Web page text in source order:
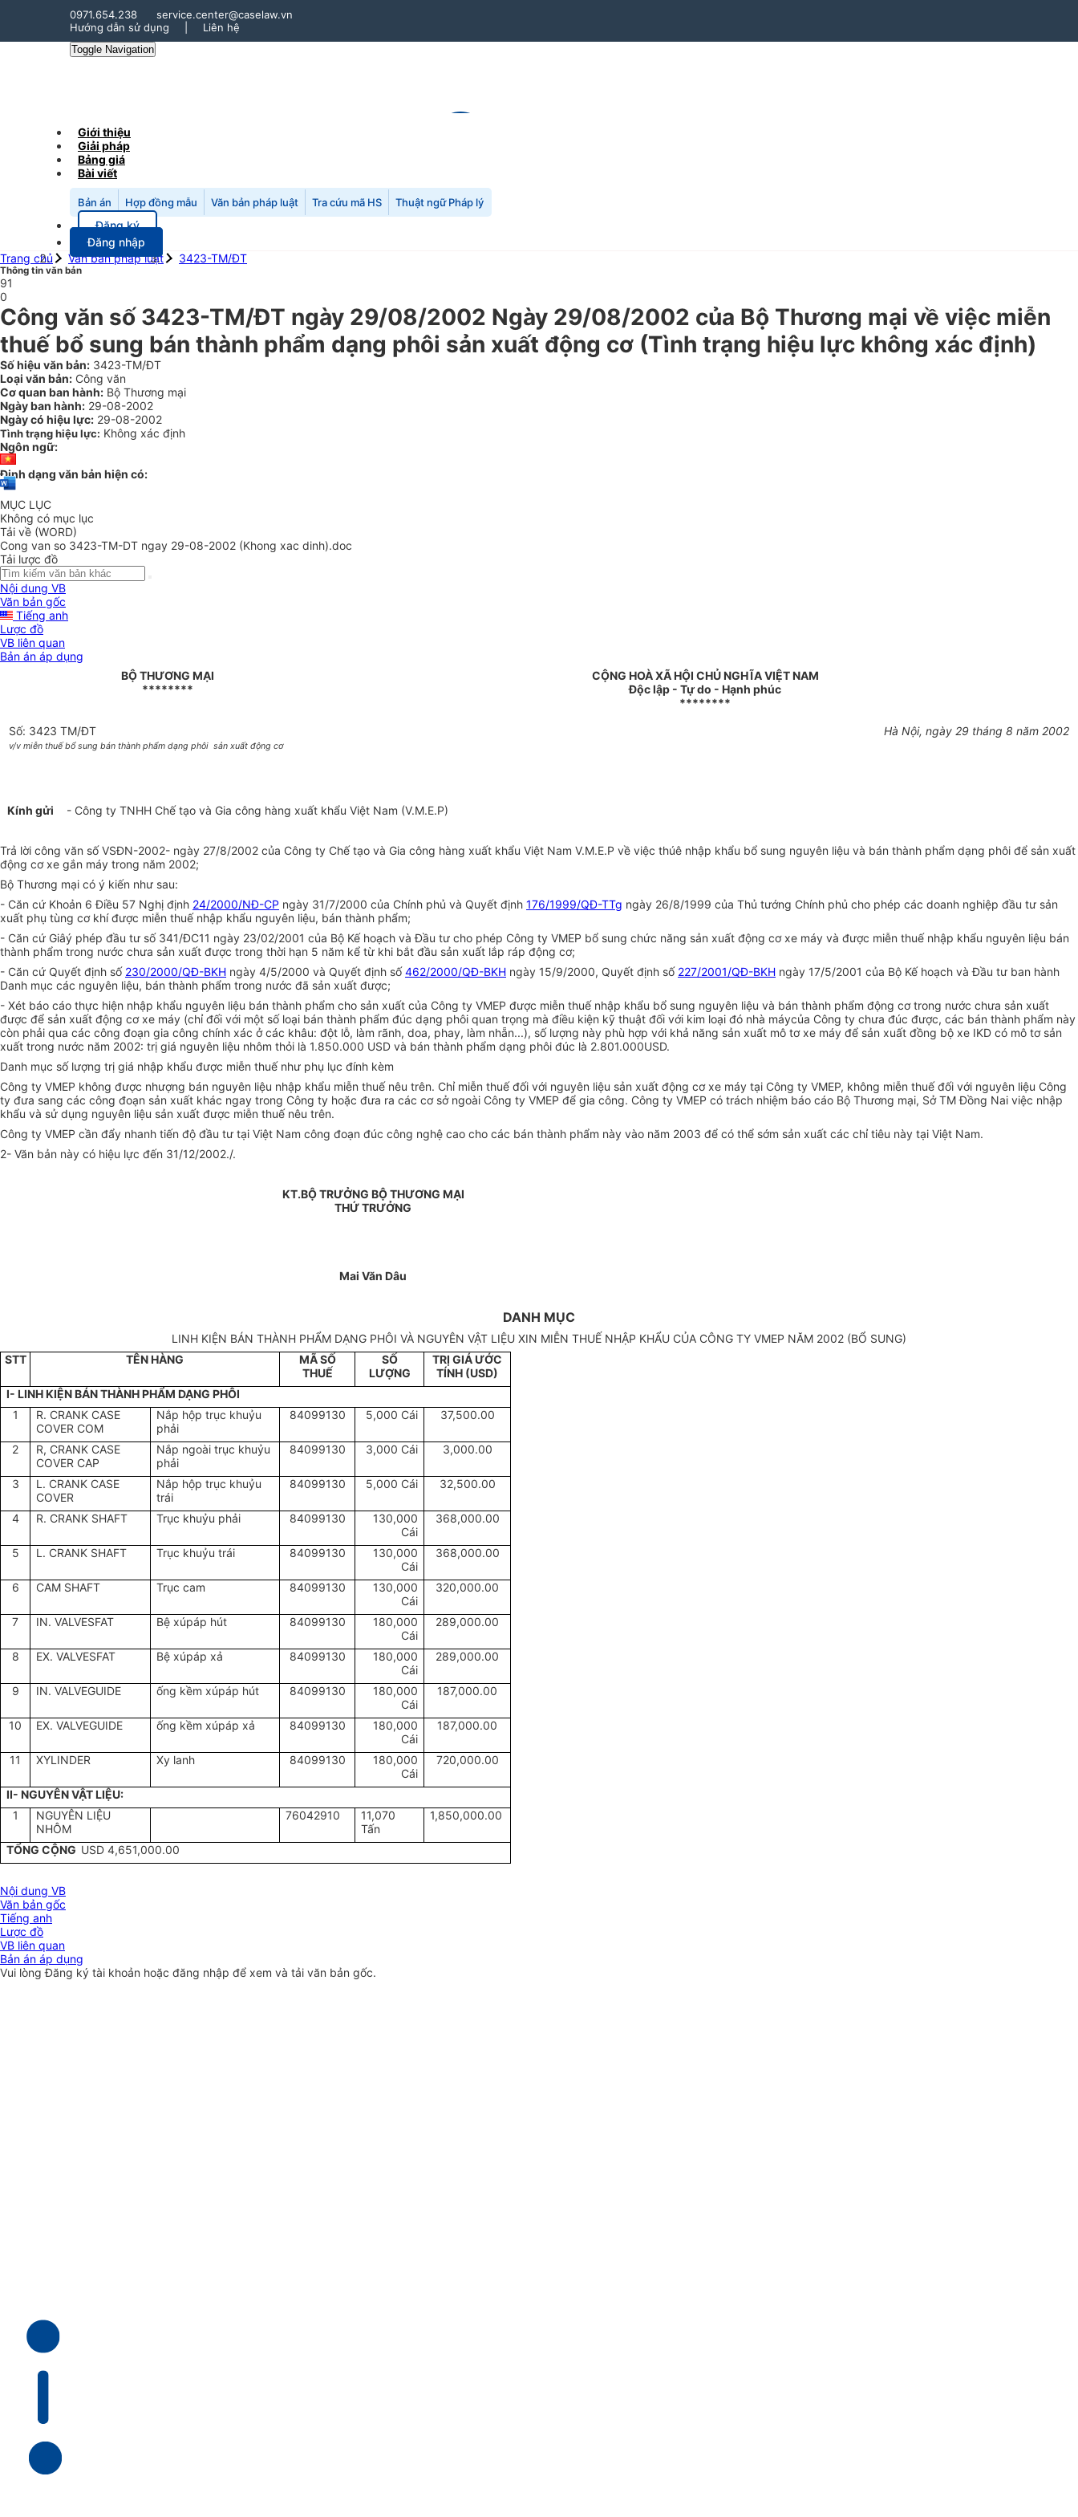
0971.654.238
service.center@caselaw.vn
Hướng dẫn sử dụng
Liên hệ
Toggle Navigation
Giới thiệu
Giải pháp
Bảng giá
Bài viết
Bản án Hợp đồng mẫu Văn bản pháp luật Tra cứu mã HS Thuật ngữ Pháp lý
Đăng ký
Đăng nhập
Trang chủ
Văn bản pháp luật 3423-TM/ĐT
Thông tin văn bản
91
0
Công văn số 3423-TM/ĐT ngày 29/08/2002 Ngày 29/08/2002 của Bộ Thương mại về việc miễn
thuế bổ sung bán thành phẩm dạng phôi sản xuất động cơ (Tình trạng hiệu lực không xác định)
Số hiệu văn bản: 3423-TM/ĐT
Loại văn bản: Công văn
Cơ quan ban hành: Bộ Thương mại
Ngày ban hành: 29-08-2002
Ngày có hiệu lực: 29-08-2002
Tình trạng hiệu lực: Không xác định
Ngôn ngữ:
Định dạng văn bản hiện có:
MỤC LỤC
Không có mục lục
Tải về (WORD)
Cong van so 3423-TM-DT ngay 29-08-2002 (Khong xac dinh).doc
Tải lược đồ
Nội dung VB
Văn bản gốc
Tiếng anh
Lược đồ
VB liên quan
Bản án áp dụng
BỘ THƯƠNG MẠI
********
CỘNG HOÀ XÃ HỘI CHỦ NGHĨA VIỆT NAM
Độc lập - Tự do - Hạnh phúc
********
Số: 3423 TM/ĐT
v/v miễn thuế bổ sung bán thành phẩm dạng phôi sản xuất động cơ
Hà Nội, ngày 29 tháng 8 năm 2002
Kính gửi - Công ty TNHH Chế tạo và Gia công hàng xuất khẩu Việt Nam (V.M.E.P)
Trả lời công văn số VSĐN-2002- ngày 27/8/2002 của Công ty Chế tạo và Gia công hàng xuất khẩu Việt Nam V.M.E.P về việc thúê nhập khẩu bổ sung nguyên liệu và bán thành phẩm dạng phôi để sản xuất
động cơ xe gắn máy trong năm 2002;
Bộ Thương mại có ý kiến như sau:
- Căn cứ Khoản 6 Điều 57 Nghị định 24/2000/NĐ-CP ngày 31/7/2000 của Chính phủ và Quyết định 176/1999/QĐ-TTg ngày 26/8/1999 của Thủ tướng Chính phủ cho phép các doanh nghiệp đầu tư sản
xuất phụ tùng cơ khí được miễn thuế nhập khẩu nguyên liệu, bán thành phẩm;
- Căn cứ Giâý phép đầu tư số 341/ĐC11 ngày 23/02/2001 của Bộ Kế hoạch và Đầu tư cho phép Công ty VMEP bổ sung chức năng sản xuất động cơ xe máy và được miễn thuế nhập khẩu nguyên liệu bán
thành phẩm trong nước chưa sản xuất được trong thời hạn 5 năm kể từ khi bắt đầu sản xuất lắp ráp động cơ;
- Căn cứ Quyết định số 230/2000/QĐ-BKH ngày 4/5/2000 và Quyết định số462/2000/QĐ-BKH ngày 15/9/2000, Quyết định số 227/2001/QĐ-BKH ngày 17/5/2001 của Bộ Kế hoạch và Đầu tư ban hành
Danh mục các nguyên liệu, bán thành phẩm trong nước đã sản xuất được;
- Xét báo cáo thực hiện nhập khẩu nguyên liệu bán thành phẩm cho sản xuất của Công ty VMEP được miễn thuế nhập khẩu bổ sung nguyên liệu và bán thành phẩm động cơ trong nước chưa sản xuất
được để sản xuất động cơ xe máy (chỉ đối với một số loại bán thành phẩm đúc dạng phôi quan trọng mà điều kiện kỹ thuật đối với kim loại đó nhà máycủa Công ty chưa đúc được, các bán thành phẩm này
còn phải qua các công đoạn gia công chính xác ở các khâu: đột lỗ, làm rãnh, doa, phay, làm nhẵn...), số lượng này phù hợp với khả năng sản xuất mô tơ xe máy để sản xuất đồng bộ xe IKD có mô tơ sản
xuất trong nước năm 2002: trị giá nguyên liệu nhôm thỏi là 1.850.000 USD và bán thành phẩm dạng phôi đúc là 2.801.000USD.
Danh mục số lượng trị giá nhập khẩu được miễn thuế như phụ lục đính kèm
Công ty VMEP không được nhượng bán nguyên liệu nhập khẩu miễn thuế nêu trên. Chỉ miễn thuế đối với nguyên liệu sản xuất động cơ xe máy tại Công ty VMEP, không miễn thuế đối với nguyên liệu Công
ty đưa sang các công đoạn sản xuất khác ngay trong Công ty hoặc đưa ra các cơ sở ngoài Công ty VMEP để gia công. Công ty VMEP có trách nhiệm báo cáo Bộ Thương mại, Sở TM Đồng Nai việc nhập
khẩu và sử dụng nguyên liệu sản xuất được miễn thuế nêu trên.
Công ty VMEP cần đẩy nhanh tiến độ đầu tư tại Việt Nam công đoạn đúc công nghệ cao cho các bán thành phẩm này vào năm 2003 để có thể sớm sản xuất các chỉ tiêu này tại Việt Nam.
2- Văn bản này có hiệu lực đến 31/12/2002./.
KT.BỘ TRƯỞNG BỘ THƯƠNG MẠI
THỨ TRƯỞNG
Mai Văn Dâu
DANH MỤC
LINH KIỆN BÁN THÀNH PHẨM DẠNG PHÔI VÀ NGUYÊN VẬT LIỆU XIN MIỄN THUẾ NHẬP KHẨU CỦA CÔNG TY VMEP NĂM 2002 (BỔ SUNG)
STT
TÊN HÀNG
MÃ SỐ
THUẾ
SỐ
LƯỢNG
TRỊ GIÁ ƯỚC
TÍNH (USD)
I- LINH KIỆN BÁN THÀNH PHẨM DẠNG PHÔI
1
R. CRANK CASE
COVER COM
Nắp hộp trục khuỷu
phải
84099130 5,000 Cái 37,500.00
2
R, CRANK CASE
COVER CAP
Nắp ngoài trục khuỷu
phải
84099130 3,000 Cái 3,000.00
3
L. CRANK CASE
COVER
Nắp hộp trục khuỷu
trái
84099130 5,000 Cái 32,500.00
4 R. CRANK SHAFT Trục khuỷu phải 84099130
130,000
Cái
368,000.00
5 L. CRANK SHAFT Trục khuỷu trái 84099130
130,000
Cái
368,000.00
6 CAM SHAFT Trục cam 84099130
130,000
Cái
320,000.00
7 IN. VALVESFAT Bệ xúpáp hút 84099130
180,000
Cái
289,000.00
8 EX. VALVESFAT Bệ xúpáp xả 84099130
180,000
Cái
289,000.00
9 IN. VALVEGUIDE ống kềm xúpáp hút 84099130
180,000
Cái
187,000.00
10 EX. VALVEGUIDE ống kềm xúpáp xả 84099130
180,000
Cái
187,000.00
11 XYLINDER Xy lanh 84099130
180,000
Cái
720,000.00
II- NGUYÊN VẬT LIỆU:
1
NGUYÊN LIỆU
NHÔM
76042910
11,070
Tấn
1,850,000.00
TỔNG CỘNG USD 4,651,000.00
Nội dung VB
Văn bản gốc
Tiếng anh
Lược đồ
VB liên quan
Bản án áp dụng
Vui lòngĐăng ký tài khoản hoặc đăng nhập để xem và tải văn bản gốc.